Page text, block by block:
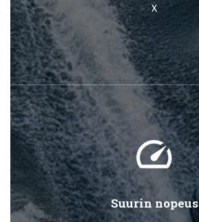
X
speed
Suurin nopeus